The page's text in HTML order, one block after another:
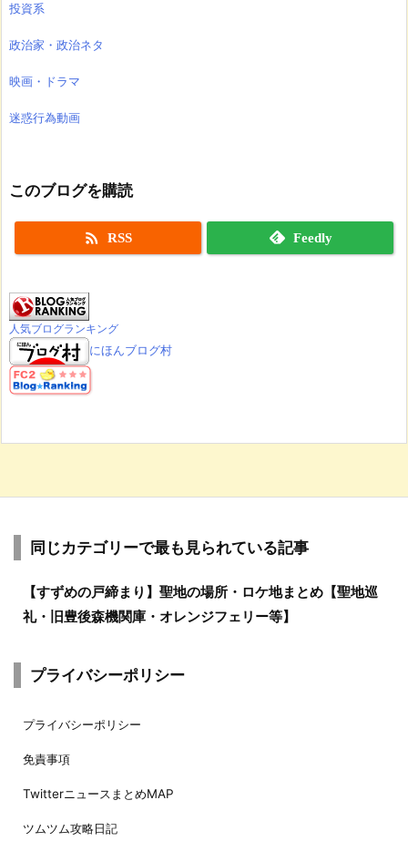
投資系
政治家・政治ネタ
映画・ドラマ
迷惑行為動画
このブログを購読
 RSS Feedly
人気ブログランキング
にほんブログ村
同じカテゴリーで最も見られている記事
【すずめの戸締まり】聖地の場所・ロケ地まとめ【聖地巡
礼・旧豊後森機関庫・オレンジフェリー等】
プライバシーポリシー
プライバシーポリシー
免責事項
TwitterニュースまとめMAP
ツムツム攻略日記